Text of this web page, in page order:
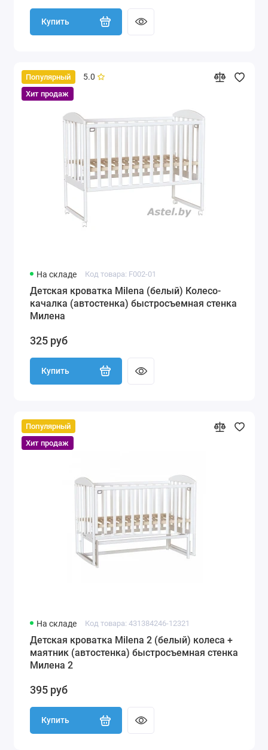
Купить
Популярный
Хит продаж
5.0
На складе Код товара: F002-01
Детская кроватка Milena (белый) Колесо-
качалка (автостенка) быстросъемная стенка
Милена
325 руб
Купить
Популярный
Хит продаж
На складе Код товара: 431384246-12321
Детская кроватка Milena 2 (белый) колеса +
маятник (автостенка) быстросъемная стенка
Милена 2
395 руб
Купить